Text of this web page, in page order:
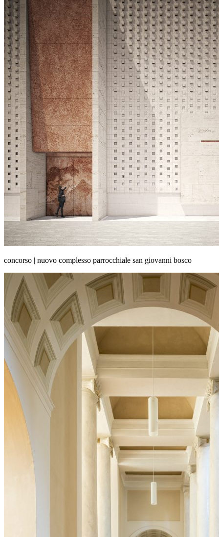
concorso | nuovo complesso parrocchiale san giovanni bosco